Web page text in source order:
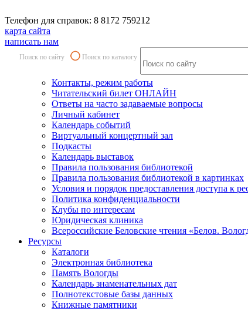
Телефон для справок: 8 8172 759212
карта сайта
написать нам
Поиск по сайту Поиск по каталогу
Контакты, режим работы
Читательский билет ОНЛАЙН
Ответы на часто задаваемые вопросы
Личный кабинет
Календарь событий
Виртуальный концертный зал
Подкасты
Календарь выставок
Правила пользования библиотекой
Правила пользования библиотекой в картинках
Условия и порядок предоставления доступа к
Политика конфиденциальности
Клубы по интересам
Юридическая клиника
Всероссийские Беловские чтения «Белов.
Ресурсы
Каталоги
Электронная библиотека
Память Вологды
Календарь знаменательных дат
Полнотекстовые базы данных
Книжные памятники